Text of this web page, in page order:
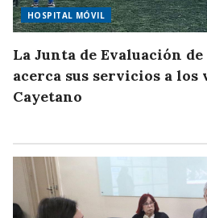
HOSPITAL MÓVIL
La Junta de Evaluación
acerca sus servicios a los
Cayetano